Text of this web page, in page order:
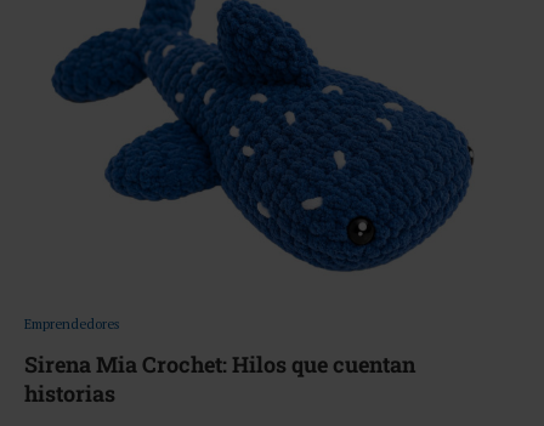
Emprendedores
Sirena Mia Crochet: Hilos que cuentan
historias